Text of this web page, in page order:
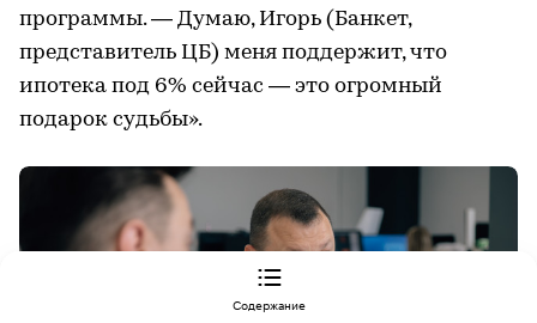
программы. — Думаю, Игорь (Банкет,
представитель ЦБ) меня поддержит, что
ипотека под 6% сейчас — это огромный
подарок судьбы».
Содержание